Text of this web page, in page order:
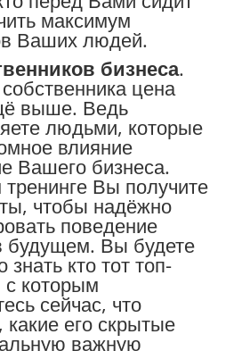
максимум
Ваших людей.
бизнеса.
цена
выше. Ведь
людьми, которые
влияние
Вашего бизнеса.
Вы получите
чтобы надёжно
поведение
будущем. Вы будете
знать кто тот топ-
которым
сейчас, что
его скрытые
важную